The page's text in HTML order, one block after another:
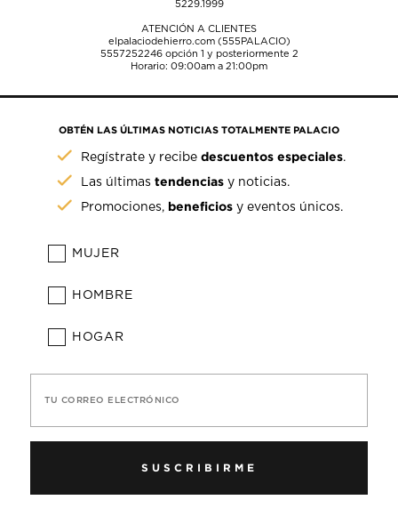
5229.1999
ATENCIÓN A CLIENTES
elpalaciodehierro.com (555PALACIO)
5557252246opción 1 y posteriormente 2
Horario: 09:00am a 21:00pm
OBTÉN LAS ÚLTIMAS NOTICIAS TOTALMENTE PALACIO
Regístrate y recibedescuentos especiales.
Las últimastendencias y noticias.
Promociones, beneficios y eventos únicos.
MUJER
HOMBRE
HOGAR
TU CORREO ELECTRÓNICO
SUSCRIBIRME